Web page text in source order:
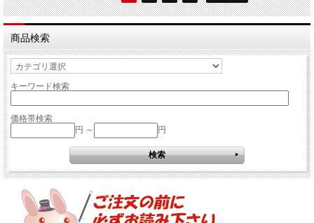
商品検索
キーワード検索
価格帯検索
円 ～
円